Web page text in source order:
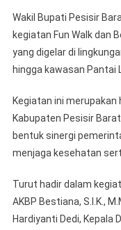
Wakil Bupati Pesisir
kegiatan Fun Walk dan
yang digelar di
hingga kawasan Pantai
Kegiatan ini
Kabupaten Pesisir
bentuk sinergi
menjaga kesehatan
Turut hadir dalam
AKBP Bestiana, S.I.K.,
Hardiyanti Dedi, Kepala